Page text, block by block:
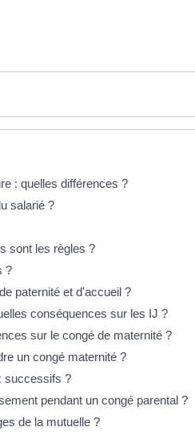
: quelles différences ?
salarié ?
sont les règles ?
?
paternité et d'accueil ?
conséquences sur les IJ ?
sur le congé de maternité ?
un congé maternité ?
successifs ?
pendant un congé parental ?
de la mutuelle ?